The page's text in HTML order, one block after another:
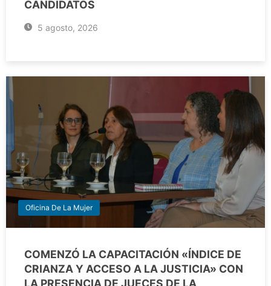
CANDIDATOS
5 agosto, 2026
Oficina De La Mujer
COMENZÓ LA CAPACITACIÓN «ÍNDICE DE
CRIANZA Y ACCESO A LA JUSTICIA» CON
LA PRESENCIA DE JUECES DE LA